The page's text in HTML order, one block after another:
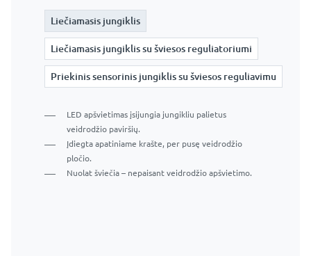
Liečiamasis jungiklis
Liečiamasis jungiklis su šviesos reguliatoriumi
Priekinis sensorinis jungiklis su šviesos reguliavimu
LED apšvietimas įsijungia jungikliu palietus
veidrodžio paviršių.
Įdiegta apatiniame krašte, per pusę veidrodžio
pločio.
Nuolat šviečia – nepaisant veidrodžio apšvietimo.
Liečiamasis jungiklis
Liečiamasis jungiklis su šviesos reguliatoriumi
Įdiegta apatiniame krašte, per pusę veidrodžio
pločio.
Nuolat šviečia – nepaisant veidrodžio apšvietimo.
Trumpi paspaudimai įjungiami ir išjungiami.
Liečiamasis jungiklis
Liečiamasis jungiklis su šviesos reguliatoriumi
Įdiegta veidrodžio priekyje, apatiniame krašte.
Apšvietimas įjungiamas perkeliant ranką prieš jutiklį.
Paspauskite ir palaikykite jungiklį, kad
pritemdytumėte arba pašviesintumėte apšvietimą